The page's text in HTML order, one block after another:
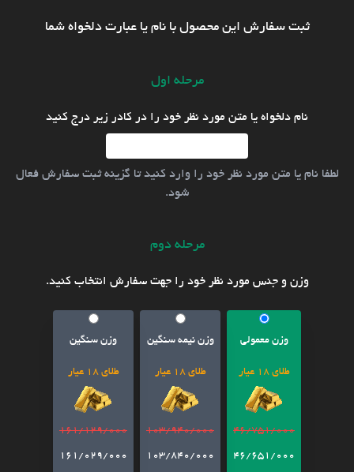
ثبت سفارش این محصول با نام یا عبارت دلخواه شما
مرحله اول
نام دلخواه یا متن مورد نظر خود را در کادر زیر درج کنید
لطفا نام یا متن مورد نظر خود را وارد کنید تا گزینه ثبت سفارش فعال
شود.
مرحله دوم
وزن و جنس مورد نظر خود را جهت سفارش انتخاب کنید.
وزن معمولی
طلای 18 عیار
46/751/000
46/651/000
وزن نیمه سنگین
طلای 18 عیار
103/940/000
103/840/000
وزن سنگین
طلای 18 عیار
161/129/000
161/029/000